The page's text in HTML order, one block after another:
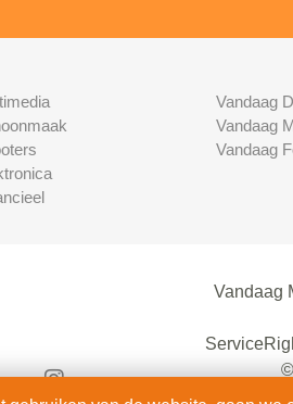
Vandaag
Vandaag
Vandaag
Vandaag
alle